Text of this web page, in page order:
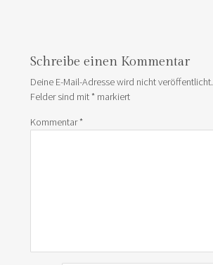
Schreibe einen Kommentar
Deine E-Mail-Adresse wird nicht veröffentlicht.
Felder sind mit*markiert
Kommentar*